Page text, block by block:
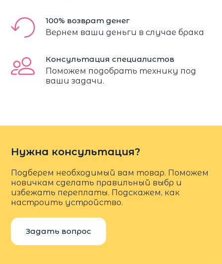
100% возврат денег
Вернем ваши деньги в случае брака
Консультация специалистов
Поможем подобрать технику под
ваши задачи.
Нужна консультация?
Подберем необходимый вам товар. Поможем
новичкам сделать правильный выбр и
избежать переплаты. Подскажем, как
настроить устройство.
Задать вопрос